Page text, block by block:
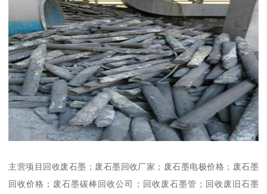
主营项目回收废石墨；废石墨回收厂家；废石墨电极价格；废石墨
回收价格；废石墨碳棒回收公司；回收废石墨管；回收废旧石墨